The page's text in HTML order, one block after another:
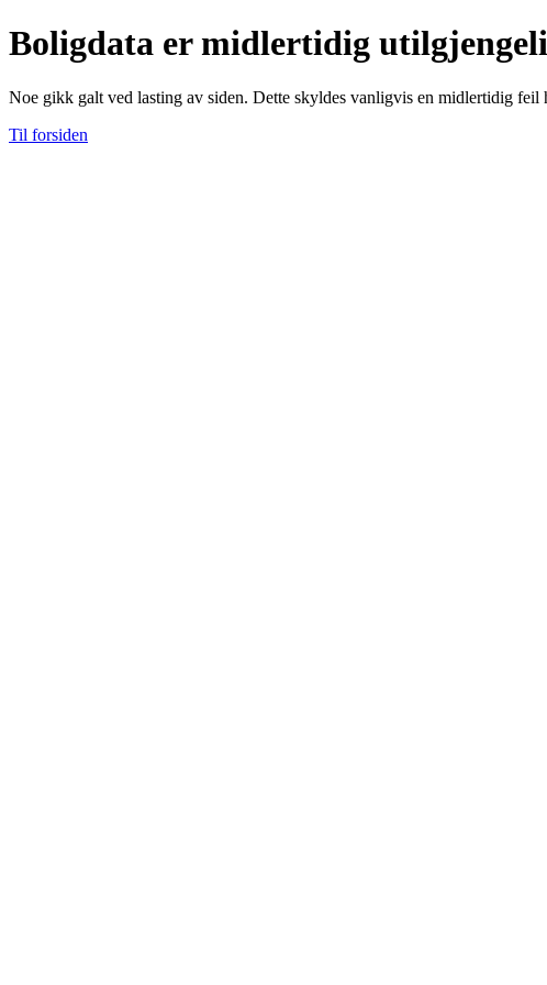
Boligdata er midlertidig
Noe gikk galt ved lasting av siden. Dette skyldes vanligvis en midlertidig feil
Til forsiden